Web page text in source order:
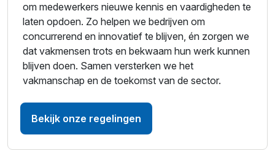
om medewerkers nieuwe kennis en vaardigheden te
laten opdoen. Zo helpen we bedrijven om
concurrerend en innovatief te blijven, én zorgen we
dat vakmensen trots en bekwaam hun werk kunnen
blijven doen. Samen versterken we het
vakmanschap en de toekomst van de sector.
Bekijk onze regelingen